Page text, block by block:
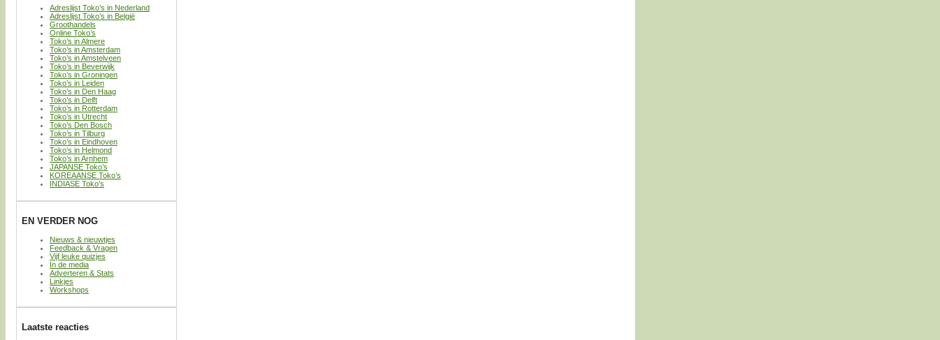
Adreslijst Toko’s in Nederland
Adreslijst Toko’s in België
Groothandels
Online Toko’s
Toko’s in Almere
Toko’s in Amsterdam
Toko’s in Amstelveen
Toko’s in Beverwijk
Toko’s in Groningen
Toko’s in Leiden
Toko’s in Den Haag
Toko’s in Delft
Toko’s in Rotterdam
Toko’s in Utrecht
Toko’s Den Bosch
Toko’s in Tilburg
Toko’s in Eindhoven
Toko’s in Helmond
Toko’s in Arnhem
JAPANSE Toko’s
KOREAANSE Toko’s
INDIASE Toko’s
EN VERDER NOG
Nieuws & nieuwtjes
Feedback & Vragen
Vijf leuke quizjes
In de media
Adverteren & Stats
Linkjes
Workshops
Laatste reacties